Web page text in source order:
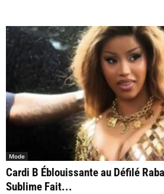
Mode
Cardi B Éblouissante au Défilé
Sublime Fait...